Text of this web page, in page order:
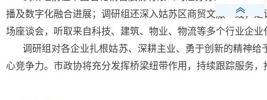
播及数字化融合进展；调研组还深入姑苏区商贸文旅一线，
场座谈会，听取来自科技、建筑、物业、物流等多个行业企业
调研组对各企业扎根姑苏、深耕主业、勇于创新的精神
心竞争力。市政协将充分发挥桥梁纽带作用，持续跟踪服务